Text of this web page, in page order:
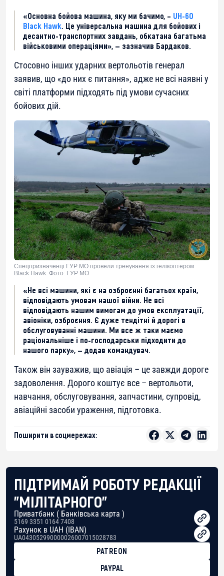
«Основна бойова машина, яку ми бачимо, – UH-60
Black Hawk. Це універсальна машина для бойових і
десантно-транспортних завдань, обкатана багатьма
військовими операціями», — зазначив Бардаков.
Стосовно інших ударних вертольотів генерал
заявив, що «до них є питання», адже не всі наявні у
світі платформи підходять під умови сучасних
бойових дій.
Спецпризначенці ГУР МО провели тренування із гелікоптером
Black Hawk. Фото: ГУР МО
«Не всі машини, які є на озброєнні багатьох країн,
відповідають умовам нашої війни. Не всі
відповідають нашим вимогам до умов експлуатації,
авіоніки, озброєння. Є дуже тендітні й дорогі в
обслуговуванні машини. Ми все ж таки маємо
раціональніше і по-господарськи підходити до
нашого парку», — додав командувач.
Також він зауважив, що авіація – це завжди дороге
задоволення. Дорого коштує все – вертольоти,
навчання, обслуговування, запчастини, супровід,
авіаційні засоби ураження, підготовка.
Поширити в соцмережах:
ПІДТРИМАЙ РОБОТУ РЕДАКЦІЇ
"МІЛІТАРНОГО"
Приватбанк ( Банківська карта )
5169 3351 0164 7408
Рахунок в UAH (IBAN)
UA043052990000026007015028783
PATREON
PAYPAL